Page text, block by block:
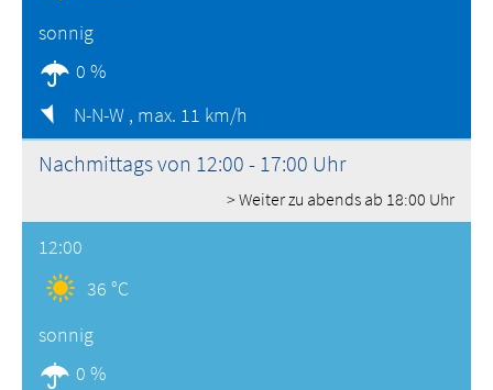
sonnig
0 %
N-N-W , max. 11 km/h
Nachmittags von 12:00 - 17:00 Uhr
> Weiter zu abends ab 18:00 Uhr
12:00
36 °C
sonnig
0 %